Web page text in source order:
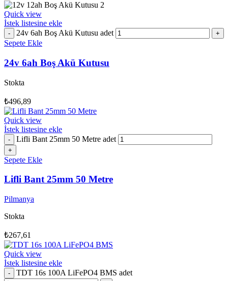
Quick view
İstek listesine ekle
24v 6ah Boş Akü Kutusu adet
Sepete Ekle
24v 6ah Boş Akü Kutusu
Stokta
₺496,89
Quick view
İstek listesine ekle
Lifli Bant 25mm 50 Metre adet
Sepete Ekle
Lifli Bant 25mm 50 Metre
Pilmanya
Stokta
₺267,61
Quick view
İstek listesine ekle
TDT 16s 100A LiFePO4 BMS adet